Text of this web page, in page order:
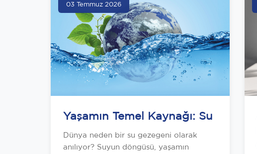
03 Temmuz 2026
Yaşamın Temel Kaynağı: Su
Dünya neden bir su gezegeni olarak
anılıyor? Suyun döngüsü, yaşamın